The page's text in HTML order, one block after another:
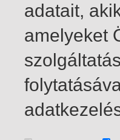
1-4 / összesen 4 találat
adatait,
amelyeket